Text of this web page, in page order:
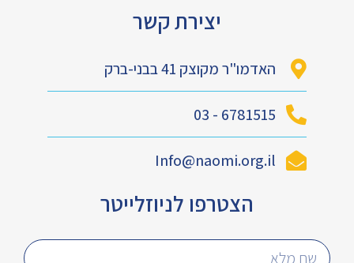
יצירת קשר
האדמו"ר מקוצק 41 בבני-ברק
6781515 - 03
Info@naomi.org.il
הצטרפו לניוזלייטר